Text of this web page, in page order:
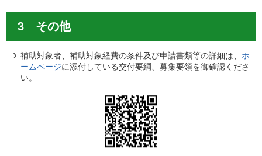
3 その他
補助対象者、補助対象経費の条件及び申請書類等の詳細は、 ホ
ームページに添付している交付要綱、募集要領を御確認くださ
い。